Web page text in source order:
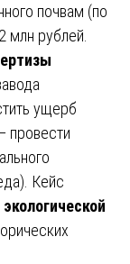
почвам (по
млн рублей.
ущерб
провести
Кейс
экологической